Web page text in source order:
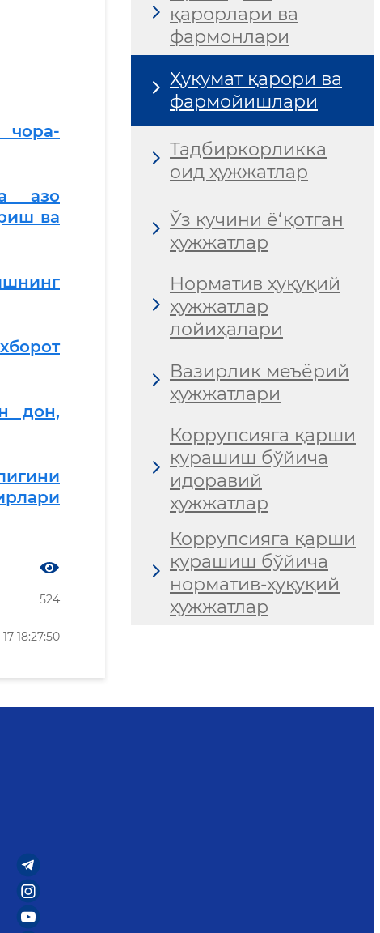
чора-
азо
ва
дон,
524
18:27:50
қарорлари ва
фармонлари
Ҳукумат қарори ва
фармойишлари
Тадбиркорликка
оид ҳужжатлар
Ўз кучини ё‘қотган
ҳужжатлар
Норматив ҳуқуқий
ҳужжатлар
лойиҳалари
Вазирлик меъёрий
ҳужжатлари
Коррупсияга қарши
курашиш бўйича
идоравий
ҳужжатлар
Коррупсияга қарши
курашиш бўйича
норматив-ҳуқуқий
ҳужжатлар